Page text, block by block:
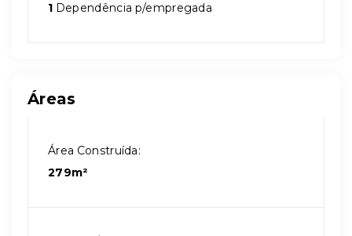
1 Dependência p/empregada
Áreas
Área Construída:
279m²